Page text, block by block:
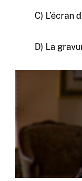
C) L’écran
D) La